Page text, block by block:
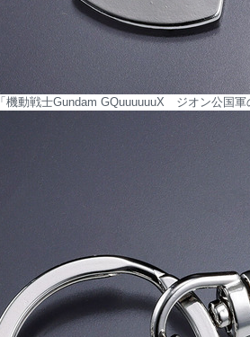
「機動戦士Gundam GQuuuuuuX ジオン公国軍